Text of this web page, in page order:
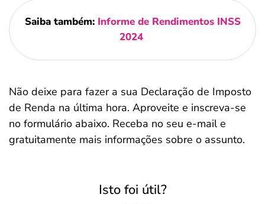
Saiba também: Informe de Rendimentos INSS
2024
Não deixe para fazer a sua Declaração de Imposto
de Renda na última hora. Aproveite e inscreva-se
no formulário abaixo. Receba no seu e-mail e
gratuitamente mais informações sobre o assunto.
Isto foi útil?